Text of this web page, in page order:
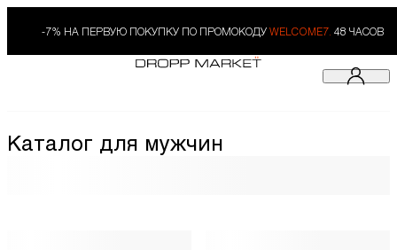
-7% НА ПЕРВУЮ ПОКУПКУ ПО ПРОМОКОДУ WELCOME7. 48 ЧАСОВ
Каталог для мужчин